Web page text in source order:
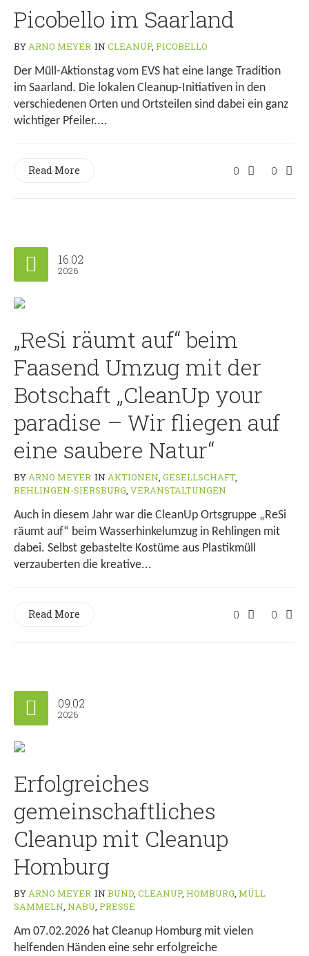
Picobello im Saarland
BYARNO MEYER IN CLEANUP, PICOBELLO
Der Müll-Aktionstag vom EVS hat eine lange Tradition
im Saarland. Die lokalen Cleanup-Initiativen in den
verschiedenen Orten und Ortsteilen sind dabei ein ganz
wichtiger Pfeiler....
0 0
Read More
16.02
2026
„ReSi räumt auf“ beim
Faasend Umzug mit der
Botschaft „CleanUp your
paradise – Wir fliegen auf
eine saubere Natur“
BYARNO MEYER IN AKTIONEN, GESELLSCHAFT,
REHLINGEN-SIERSBURG, VERANSTALTUNGEN
Auch in diesem Jahr war die CleanUp Ortsgruppe „ReSi
räumt auf“ beim Wasserhinkelumzug in Rehlingen mit
dabei. Selbst gebastelte Kostüme aus Plastikmüll
verzauberten die kreative...
0 0
Read More
09.02
2026
Erfolgreiches
gemeinschaftliches
Cleanup mit Cleanup
Homburg
BYARNO MEYER IN BUND, CLEANUP, HOMBURG, MÜLL
SAMMELN, NABU, PRESSE
Am 07.02.2026 hat Cleanup Homburg mit vielen
helfenden Händen eine sehr erfolgreiche